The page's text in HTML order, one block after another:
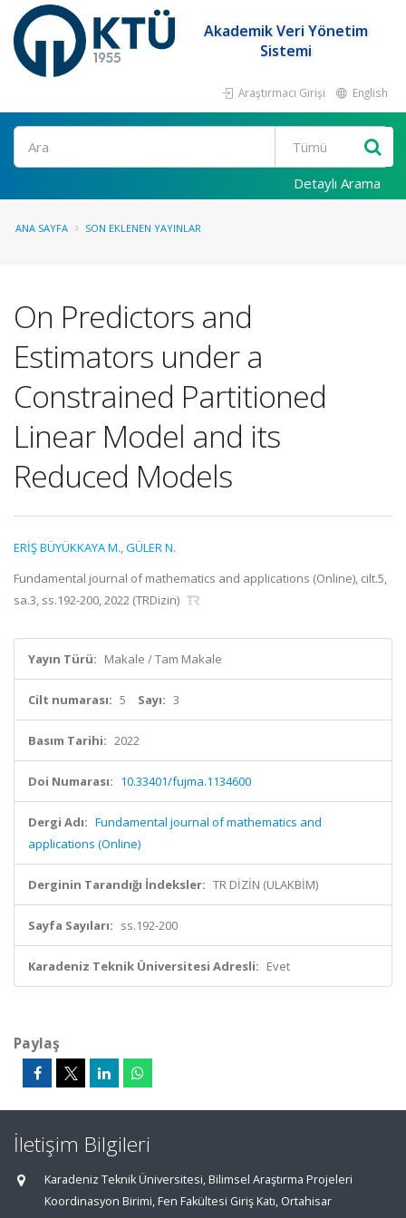
Akademik Veri Yönetim
Sistemi
Araştırmacı Girişi English
Ara
Detaylı Arama
ANA SAYFA SON EKLENEN YAYINLAR
On Predictors and
Estimators under a
Constrained Partitioned
Linear Model and its
Reduced Models
ERİŞ BÜYÜKKAYA M.,GÜLER N.
Fundamental journal of mathematics and applications (Online), cilt.5,
sa.3, ss.192-200, 2022 (TRDizin)
Yayın Türü: Makale / Tam Makale
Cilt numarası: 5 Sayı: 3
Basım Tarihi: 2022
Doi Numarası: 10.33401/fujma.1134600
Dergi Adı: Fundamental journal of mathematics and
applications (Online)
Derginin Tarandığı İndeksler: TR DİZİN (ULAKBİM)
Sayfa Sayıları: ss.192-200
Karadeniz Teknik Üniversitesi Adresli: Evet
Paylaş
İletişim Bilgileri
Karadeniz Teknik Üniversitesi, Bilimsel Araştırma Projeleri
Koordinasyon Birimi, Fen Fakültesi Giriş Katı, Ortahisar